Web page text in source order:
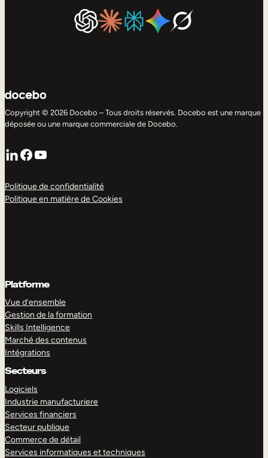
Copyright © 2026 Docebo – Tous droits réservés. Docebo est une marque
déposée ou une marque commerciale de Docebo.
LinkedIn
Facebook
YouTube
Politique de confidentialité
Politique en matière de Cookies
Platforme
Vue d’ensemble
Gestion de la formation
Skills Intelligence
Marché des contenus
Intégrations
Secteurs
Logiciels
Industrie manufacturiere
Services financiers
Secteur publique
Commerce de détail
Services informatiques et techniques